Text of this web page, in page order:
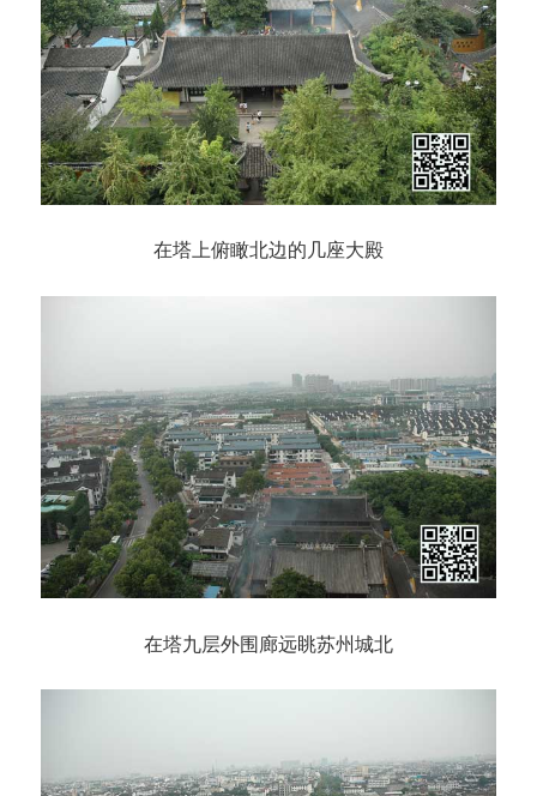
在塔上俯瞰北边的几座大殿
在塔九层外围廊远眺苏州城北